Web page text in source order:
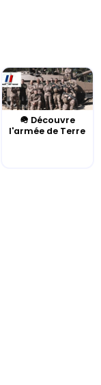
🪖 Découvre
l'armée de Terre